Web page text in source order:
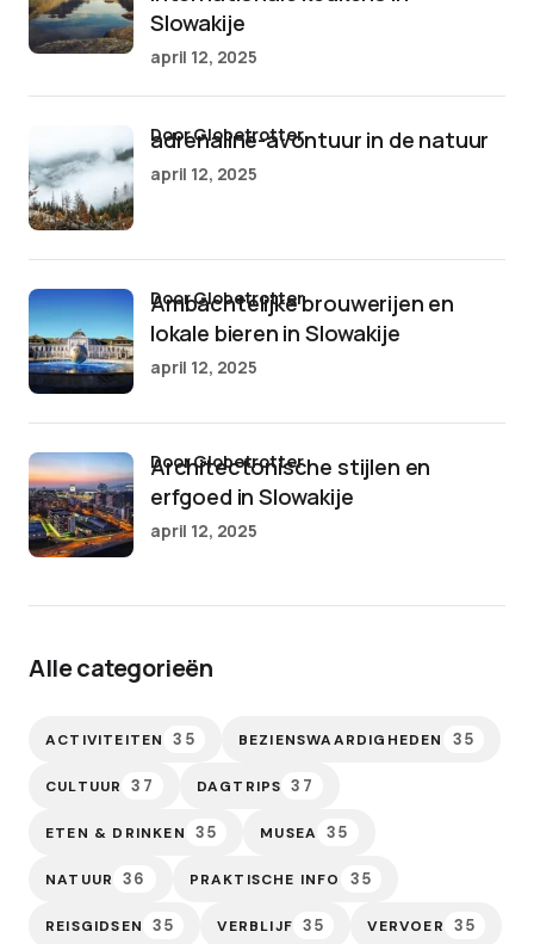
Slowakije
april 12, 2025
adrenaline-avontuur in de natuur
door Globetrotter
april 12, 2025
Ambachtelijke brouwerijen en
lokale bieren in Slowakije
door Globetrotter
april 12, 2025
Architectonische stijlen en
erfgoed in Slowakije
door Globetrotter
april 12, 2025
Alle categorieën
ACTIVITEITEN 35 BEZIENSWAARDIGHEDEN 35
CULTUUR 37 DAGTRIPS 37
ETEN & DRINKEN 35 MUSEA 35
NATUUR 36 PRAKTISCHE INFO 35
REISGIDSEN 35 VERBLIJF 35 VERVOER 35